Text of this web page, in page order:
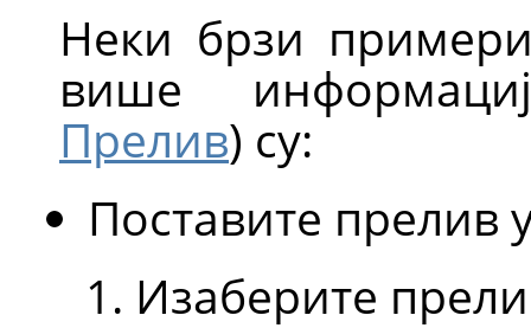
Неки брзи
више
Прелив) су:
Поставите прелив
Изаберите